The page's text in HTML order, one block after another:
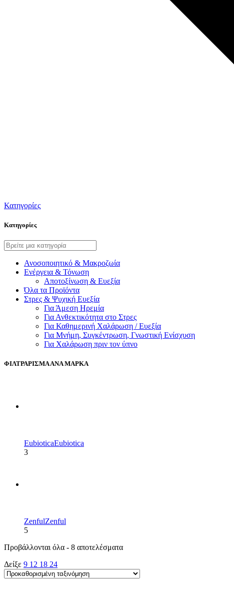
Κατηγορίες
Κατηγορίες
Ανοσοποιητικό & Μακροζωία
Ενέργεια & Τόνωση
Αποτοξίνωση & Ευεξία
Όλα τα Προϊόντα
Στρες & Ψυχική Ευεξία
Για Άμεση Ηρεμία
Για Ανθεκτικότητα στο Στρες
Για Καθημερινή Χαλάρωση / Ευεξία
Για Μνήμη, Συγκέντρωση, Γνωστική Ενίσχυση
Για Χαλάρωση πριν τον ύπνο
ΦΙΛΤΡΑΡΙΣΜΑ ΑΝΑ ΜΑΡΚΑ
EubioticaEubiotica
3
ZenfulZenful
5
Προβάλλονται όλα - 8 αποτελέσματα
Δείξε 9 12 18 24